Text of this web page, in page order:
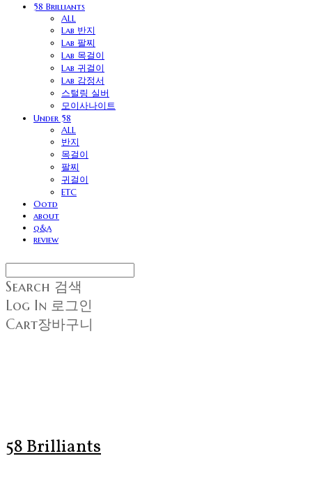
58 Brilliants
ALL
Lab 반지
Lab 팔찌
Lab 목걸이
Lab 귀걸이
Lab 감정서
스털링 실버
모이사나이트
Under 58
ALL
반지
목걸이
팔찌
귀걸이
ETC
Ootd
about
q&a
review
Search 검색
Log In 로그인
Cart장바구니
58 Brilliants